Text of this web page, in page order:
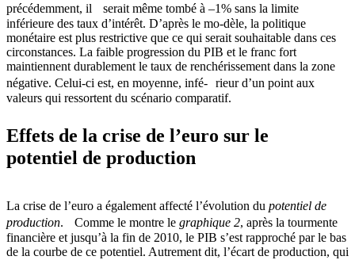
précédemment, il serait même tombé à –1% sans la limite
inférieure des taux d’intérêt. D’après le mo-dèle, la politique
monétaire est plus restrictive que ce qui serait souhaitable dans ces
circonstances. La faible progression du PIB et le franc fort
maintiennent durablement le taux de renchérissement dans la zone
négative. Celui-ci est, en moyenne, infé- rieur d’un point aux
valeurs qui ressortent du scénario comparatif.
Effets de la crise de l’euro sur le
potentiel de production
La crise de l’euro a également affecté l’évolution du potentiel de
production. Comme le montre le graphique 2, après la tourmente
financière et jusqu’à la fin de 2010, le PIB s’est rapproché par le bas
de la courbe de ce potentiel. Autrement dit, l’écart de production, qui